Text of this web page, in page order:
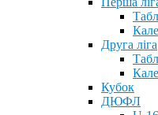
Друга ліга
Кубок
ДЮФЛ